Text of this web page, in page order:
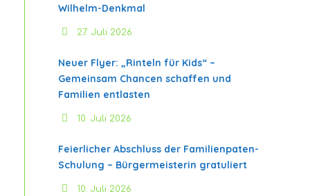
Wilhelm-Denkmal
27. Juli 2026
Neuer Flyer: „Rinteln für Kids“ –
Gemeinsam Chancen schaffen und
Familien entlasten
10. Juli 2026
Feierlicher Abschluss der Familienpaten-
Schulung – Bürgermeisterin gratuliert
10. Juli 2026